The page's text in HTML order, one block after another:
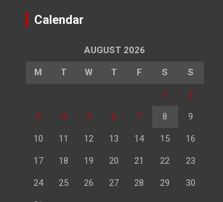
Calendar
AUGUST 2026
M T W T F S S
1 2
3 4 5 6 7 8 9
10 11 12 13 14 15 16
17 18 19 20 21 22 23
24 25 26 27 28 29 30